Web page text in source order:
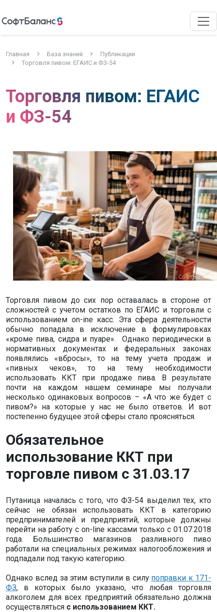
Главная База знаний
Публикации
Торговля пивом: ЕГАИС и ФЗ-54
Торговля пивом: ЕГАИС
и ФЗ-54
Торговля пивом до сих пор оставалась в стороне от
сложностей с учетом остатков по ЕГАИС и торговли с
использованием on-ine касс. Эта сфера деятельности
обычно попадала в исключение в формулировках
«кроме пива, сидра и пуаре». Однако периодически в
нормативных документах и федеральных законах
появлялись «вбросы», то на тему учета продаж и
«пивных чеков», то на тему необходимости
использовать ККТ при продаже пива. В результате
почти на каждом нашем семинаре мы получали
несколько одинаковых вопросов – «А что же будет с
пивом?» на которые у нас не было ответов. И вот
постепенно будущее этой сферы стало проясняться.
Обязательное
использование ККТ при
торговле пивом с 31.03.17
Путаница началась с того, что ФЗ-54 выделил тех, кто
сейчас не обязан использовать ККТ в категорию
предпринимателей и предприятий, которые должны
перейти на работу с on-line кассами только с 01.07.2018
года. Большинство магазинов разливного пиво
работали на специальных режимах налогообложения и
подпадали под такую категорию.
Однако вслед за этим вступили в силу поправки к 171-
ФЗ, в которых было указано, что любая торговля
алкоголем для всех предприятий обязательно должна
осуществляться с использованием ККТ.